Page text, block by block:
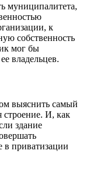
муниципалитета,
к
собственность
мог бы
владельцев.
выяснить самый
строение. И, как
здание
в приватизации